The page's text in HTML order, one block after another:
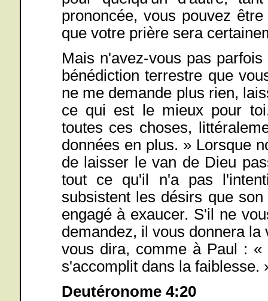
prononcée, vous pouvez
que votre prière sera
Mais n'avez-vous pas
bénédiction terrestre que
ne me demande plus rien,
ce qui est le mieux pour
toutes ces choses,
données en plus. » Lorsque
de laisser le van de Dieu
tout ce qu'il n'a pas
subsistent les désirs que
engagé à exaucer. S'il ne
demandez, il vous donnera
vous dira, comme à Paul :
s'accomplit dans la faiblesse.
Deutéronome 4:20